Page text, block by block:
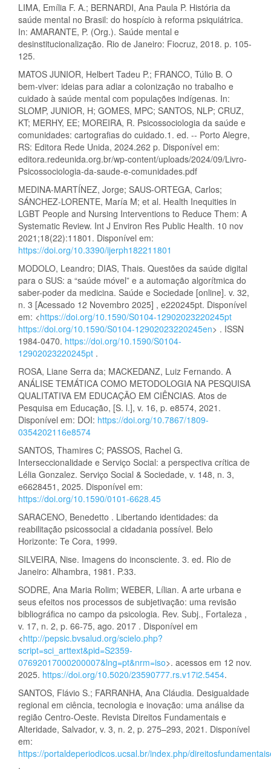
LIMA, Emília F. A.; BERNARDI, Ana Paula P. História da
saúde mental no Brasil: do hospício à reforma psiquiátrica.
In: AMARANTE, P. (Org.). Saúde mental e
desinstitucionalização. Rio de Janeiro: Fiocruz, 2018. p. 105-
125.
MATOS JUNIOR, Helbert Tadeu P.; FRANCO, Túlio B. O
bem-viver: ideias para adiar a colonização no trabalho e
cuidado à saúde mental com populações indígenas. In:
SLOMP, JUNIOR, H; GOMES, MPC; SANTOS, NLP; CRUZ,
KT; MERHY, EE; MOREIRA, R. Psicossociologia da saúde e
comunidades: cartografias do cuidado.1. ed. -- Porto Alegre,
RS: Editora Rede Unida, 2024.262 p. Disponível em:
editora.redeunida.org.br/wp-content/uploads/2024/09/Livro-
Psicossociologia-da-saude-e-comunidades.pdf
MEDINA-MARTÍNEZ, Jorge; SAUS-ORTEGA, Carlos;
SÁNCHEZ-LORENTE, María M; et al. Health Inequities in
LGBT People and Nursing Interventions to Reduce Them: A
Systematic Review. Int J Environ Res Public Health. 10 nov
2021;18(22):11801. Disponível em:
https://doi.org/10.3390/ijerph182211801
MODOLO, Leandro; DIAS, Thais. Questões da saúde digital
para o SUS: a “saúde móvel” e a automação algorítmica do
saber-poder da medicina. Saúde e Sociedade [online]. v. 32,
n. 3 [Acessado 12 Novembro 2025] , e220245pt. Disponível
em: <https://doi.org/10.1590/S0104-12902023220245pt
https://doi.org/10.1590/S0104-12902023220245en> . ISSN
1984-0470. https://doi.org/10.1590/S0104-
12902023220245pt .
ROSA, Liane Serra da; MACKEDANZ, Luiz Fernando. A
ANÁLISE TEMÁTICA COMO METODOLOGIA NA PESQUISA
QUALITATIVA EM EDUCAÇÃO EM CIÊNCIAS. Atos de
Pesquisa em Educação, [S. l.], v. 16, p. e8574, 2021.
Disponível em: DOI: https://doi.org/10.7867/1809-
0354202116e8574
SANTOS, Thamires C; PASSOS, Rachel G.
Interseccionalidade e Serviço Social: a perspectiva crítica de
Lélia Gonzalez. Serviço Social & Sociedade, v. 148, n. 3,
e6628451, 2025. Disponível em:
https://doi.org/10.1590/0101-6628.45
SARACENO, Benedetto . Libertando identidades: da
reabilitação psicossocial a cidadania possível. Belo
Horizonte: Te Cora, 1999.
SILVEIRA, Nise. Imagens do inconsciente. 3. ed. Rio de
Janeiro: Alhambra, 1981. P.33.
SODRE, Ana Maria Rolim; WEBER, Lílian. A arte urbana e
seus efeitos nos processos de subjetivação: uma revisão
bibliográfica no campo da psicologia. Rev. Subj., Fortaleza ,
v. 17, n. 2, p. 66-75, ago. 2017 . Disponível em
<http://pepsic.bvsalud.org/scielo.php?
script=sci_arttext&pid=S2359-
07692017000200007&lng=pt&nrm=iso>. acessos em 12 nov.
2025. https://doi.org/10.5020/23590777.rs.v17i2.5454.
SANTOS, Flávio S.; FARRANHA, Ana Cláudia. Desigualdade
regional em ciência, tecnologia e inovação: uma análise da
região Centro-Oeste. Revista Direitos Fundamentais e
Alteridade, Salvador, v. 3, n. 2, p. 275–293, 2021. Disponível
em:
https://portaldeperiodicos.ucsal.br/index.php/
.